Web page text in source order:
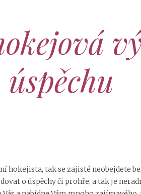
hokejista, tak se zajisté neobejdete
o úspěchy či prohře, a tak je